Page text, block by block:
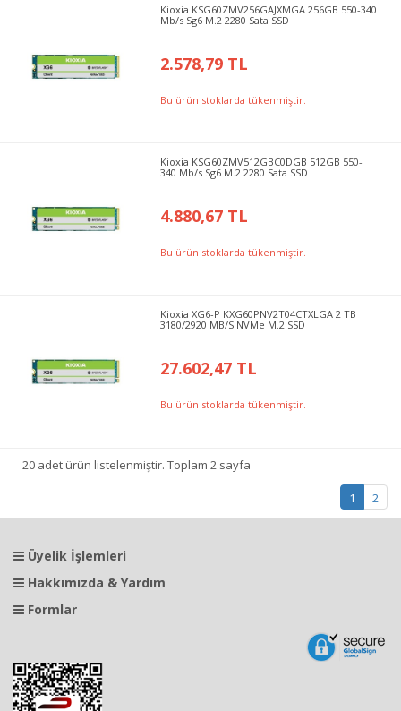
Kioxia KSG60ZMV256GAJXMGA 256GB 550-340
Mb/s Sg6 M.2 2280 Sata SSD
2.578,79 TL
Bu ürün stoklarda tükenmiştir.
Kioxia KSG60ZMV512GBC0DGB 512GB 550-
340 Mb/s Sg6 M.2 2280 Sata SSD
4.880,67 TL
Bu ürün stoklarda tükenmiştir.
Kioxia XG6-P KXG60PNV2T04CTXLGA 2 TB
3180/2920 MB/S NVMe M.2 SSD
27.602,47 TL
Bu ürün stoklarda tükenmiştir.
20 adet ürün listelenmiştir. Toplam 2 sayfa
1 2
Üyelik İşlemleri
Hakkımızda & Yardım
Formlar